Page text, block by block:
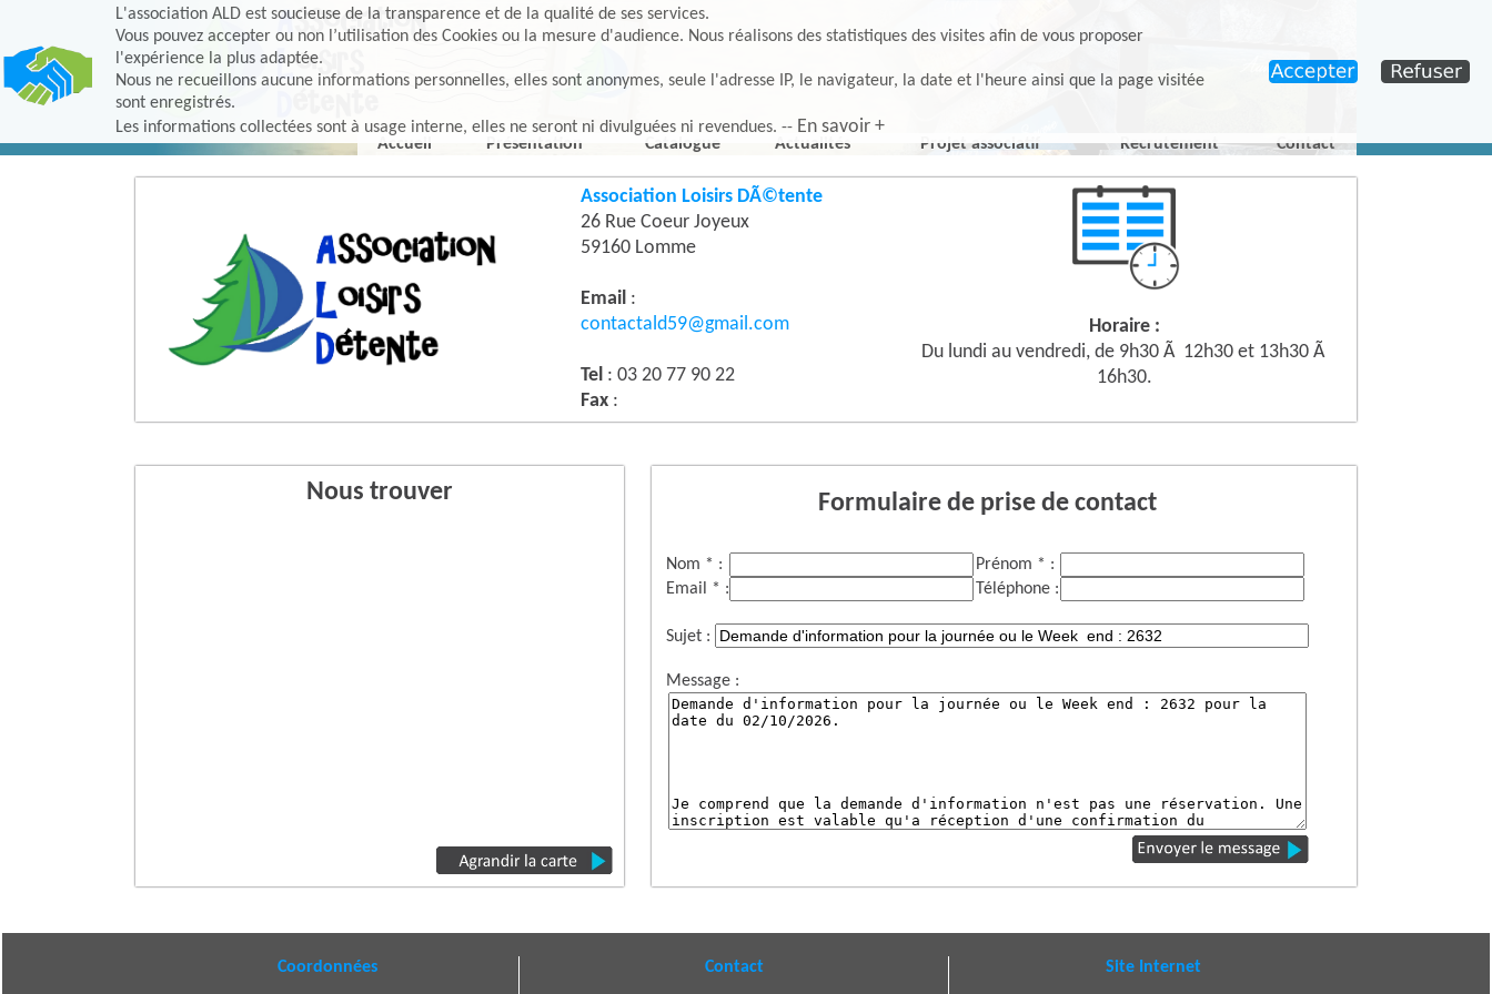
L'association ALD est soucieuse de la transparence et de la qualité de ses services.
Vous pouvez accepter ou non l’utilisation des Cookies ou la mesure d'audience. Nous réalisons des statistiques des visites afin de vous proposer
l'expérience la plus adaptée.
Nous ne recueillons aucune informations personnelles, elles sont anonymes, seule l'adresse IP, le navigateur, la date et l'heure ainsi que la page visitée
sont enregistrés.
Les informations collectées sont à usage interne, elles ne seront ni divulguées ni revendues. -- En savoir +
Accueil Présentation Catalogue Actualités Projet associatif Recrutement Contact
Association Loisirs DÃ©tente
26 Rue Coeur Joyeux
59160 Lomme
Email :
contactald59@gmail.com
Tel : 03 20 77 90 22
Fax :
Horaire :
Du lundi au vendredi, de 9h30 Ã 12h30 et 13h30 Ã
16h30.
Nous trouver Formulaire de prise de contact
Nom * :
Prénom * :
Email * :
Téléphone :
Sujet :
Message :
Coordonnées Contact Site Internet